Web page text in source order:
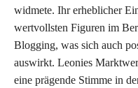
widmete. Ihr erheblicher
wertvollsten Figuren im
Blogging, was sich auch
auswirkt. Leonies
eine prägende Stimme in